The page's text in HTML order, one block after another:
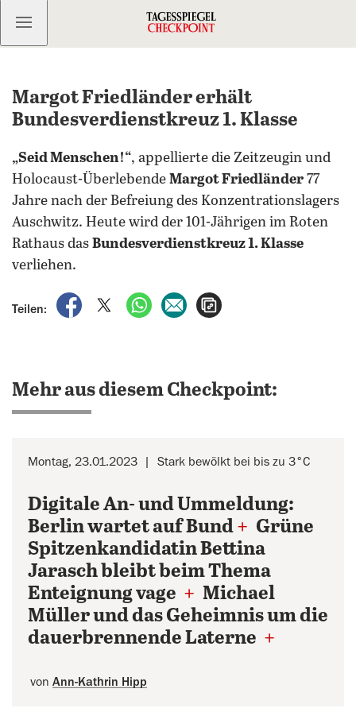
Kostenlos anmelden
Margot Friedländer erhält
Bundesverdienstkreuz 1. Klasse
„Seid Menschen!“, appellierte die Zeitzeugin und
Holocaust-Überlebende Margot Friedländer 77
Jahre nach der Befreiung des Konzentrationslagers
Auschwitz. Heute wird der 101-Jährigen im Roten
Rathaus das Bundesverdienstkreuz 1. Klasse
verliehen.
Teilen:
auf Facebook teilen
auf X teilenper WhatsApp teilen
per E-Mail teilen
Mehr aus diesem Checkpoint:
Montag, 23.01.2023 Stark bewölkt bei bis zu 3°C
Digitale An- und Ummeldung:
Berlin wartet auf Bund+ Grüne
Spitzenkandidatin Bettina
Jarasch bleibt beim Thema
Enteignung vage + Michael
Müller und das Geheimnis um die
dauerbrennende Laterne +
von Ann-Kathrin Hipp